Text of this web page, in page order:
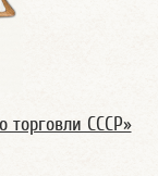
торговли СССР»